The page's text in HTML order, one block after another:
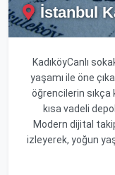
İstanbul
KadıköyCanlı
yaşamı ile öne
öğrencilerin sıkça
kısa vadeli
Modern dijital
izleyerek, yoğun